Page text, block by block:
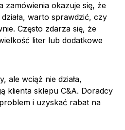
zamówienia okazuje się, że
warto sprawdzić, czy
Często zdarza się, że
liter lub dodatkowe
ale wciąż nie działa,
klienta sklepu C&A. Doradcy
i uzyskać rabat na